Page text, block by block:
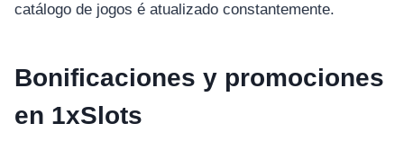
catálogo de jogos é atualizado constantemente.
Bonificaciones y promociones
en 1xSlots